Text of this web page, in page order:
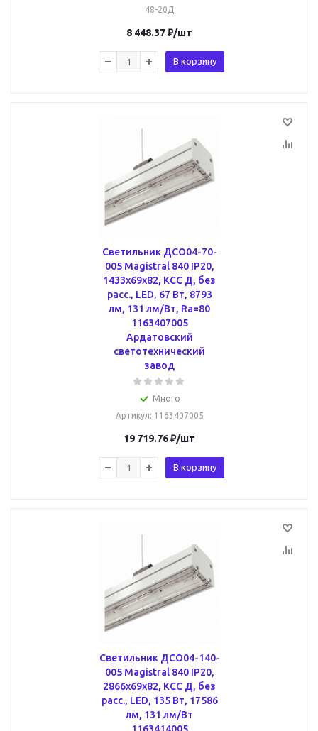
48-20Д
8 448.37₽/шт
В корзину
Cветильник ДСО04-70-
005 Magistral 840 IP20,
1433х69x82, КСС Д, без
расс., LED, 67 Вт, 8793
лм, 131 лм/Вт, Ra=80
1163407005
Ардатовский
светотехнический
завод
Много
Артикул: 1163407005
19 719.76₽/шт
В корзину
Cветильник ДСО04-140-
005 Magistral 840 IP20,
2866х69x82, КСС Д, без
расс., LED, 135 Вт, 17586
лм, 131 лм/Вт